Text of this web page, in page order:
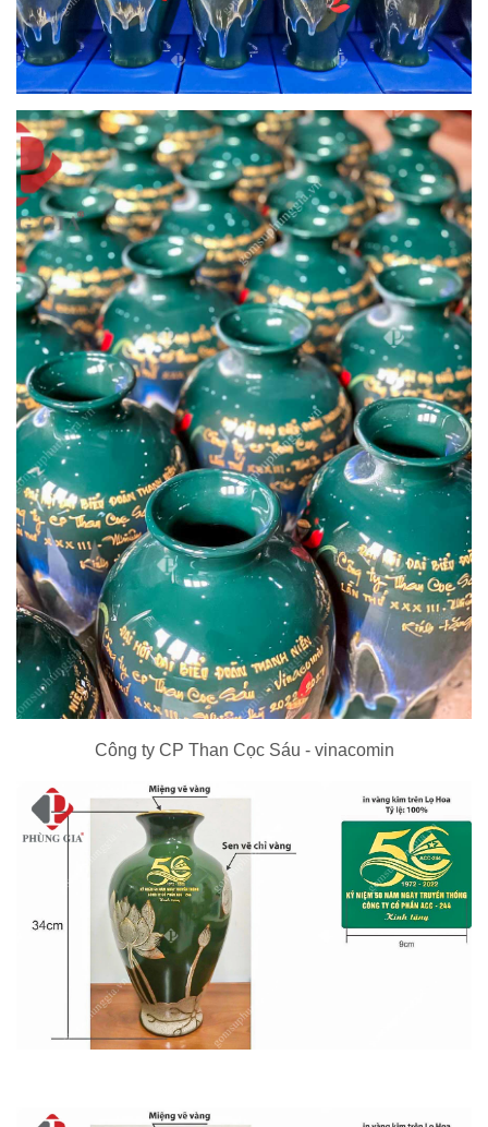
Công ty CP Than Cọc Sáu - vinacomin